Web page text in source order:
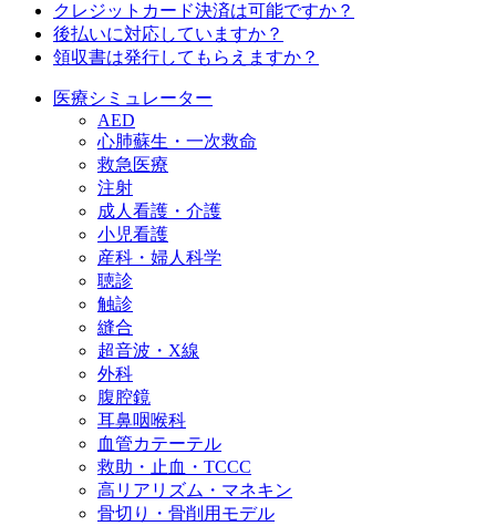
クレジットカード決済は可能ですか？
後払いに対応していますか？
領収書は発行してもらえますか？
医療シミュレーター
AED
心肺蘇生・一次救命
救急医療
注射
成人看護・介護
小児看護
産科・婦人科学
聴診
触診
縫合
超音波・X線
外科
腹腔鏡
耳鼻咽喉科
血管カテーテル
救助・止血・TCCC
高リアリズム・マネキン
骨切り・骨削用モデル